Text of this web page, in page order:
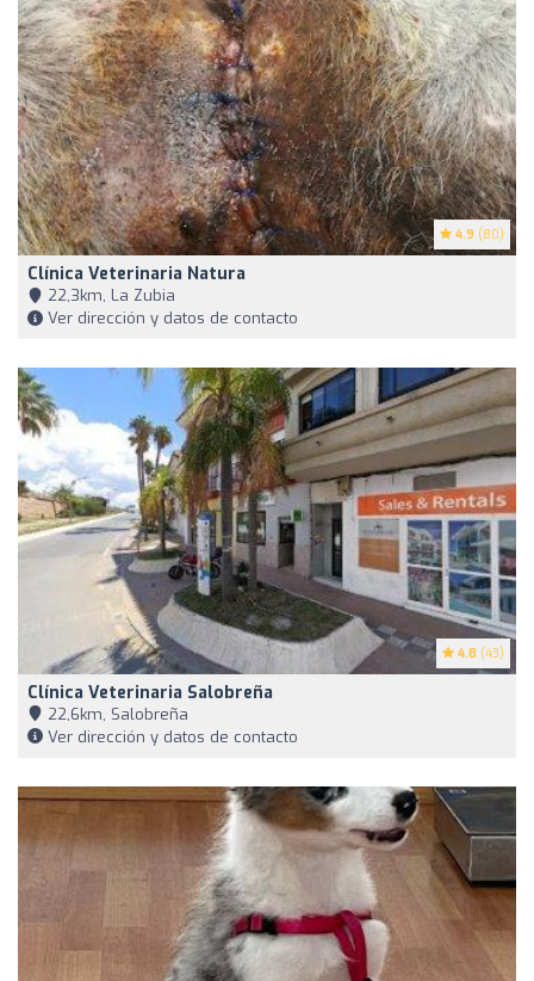
4.9 (80)
Clínica Veterinaria Natura
22,3km, La Zubia
Ver dirección y datos de contacto
4.8 (43)
Clínica Veterinaria Salobreña
22,6km, Salobreña
Ver dirección y datos de contacto